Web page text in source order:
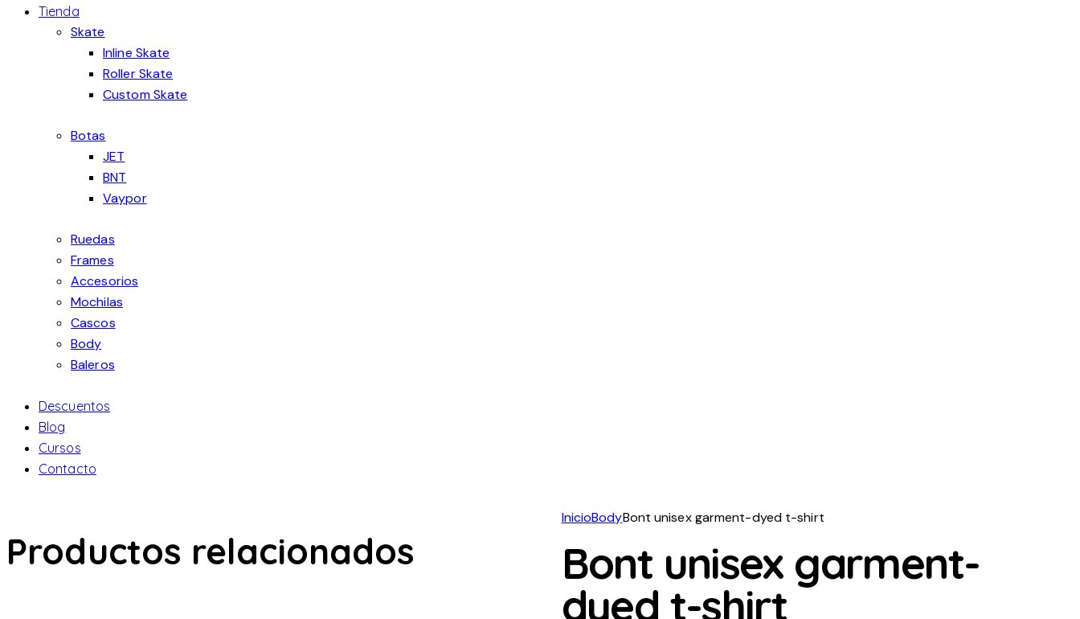
Tienda
Skate
Inline Skate
Roller Skate
Custom Skate
Botas
JET
BNT
Vaypor
Ruedas
Frames
Accesorios
Mochilas
Cascos
Body
Baleros
Descuentos
Blog
Cursos
Contacto
InicioBodyBont unisex garment-dyed t-shirt
Bont unisex garment-
dyed t-shirt
Productos relacionados